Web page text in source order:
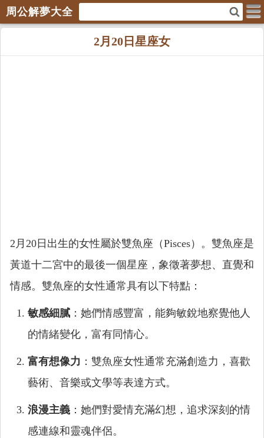
周公解夢大全
2月20日星座女
2月20日出生的女性屬於雙魚座（Pisces）。雙魚座是
黃道十二宮中的最後一個星座，象徵著夢想、直覺和
情感。雙魚座的女性通常具有以下特點：
敏感細膩 ：她們情感豐富，能夠敏銳地察覺他人
的情緒變化，富有同情心。
富有想像力 ：雙魚座女性通常充滿創造力，喜歡
藝術、音樂或文學等表達方式。
浪漫主義 ：她們對愛情充滿幻想，追求深刻的情
感連線和靈魂伴侶。